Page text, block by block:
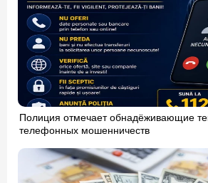
Полиция отмечает обнадёживающие
телефонных мошенничеств